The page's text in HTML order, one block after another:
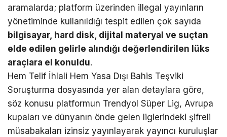
aramalarda; platform üzerinden illegal yayınların
yönetiminde kullanıldığı tespit edilen çok sayıda
bilgisayar, hard disk, dijital materyal ve suçtan
elde edilen gelirle alındığı değerlendirilen lüks
araçlara el konuldu.
Hem Telif İhlali Hem Yasa Dışı Bahis Teşviki
Soruşturma dosyasında yer alan detaylara göre,
söz konusu platformun Trendyol Süper Lig, Avrupa
kupaları ve dünyanın önde gelen liglerindeki şifreli
müsabakaları izinsiz yayınlayarak yayıncı kuruluşlar